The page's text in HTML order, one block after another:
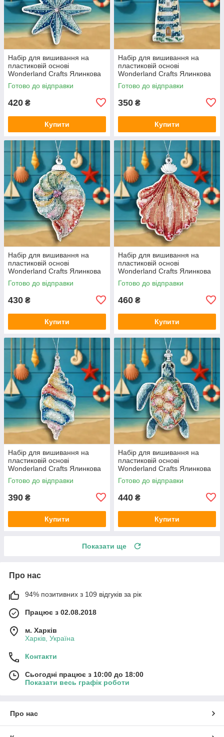
Набір для вишивання на
пластиковій основі
Wonderland Crafts Ялинкова
іграшка — Морська зірка
FLX-145
Готово до відправки
420 ₴
Купити
Набір для вишивання на
пластиковій основі
Wonderland Crafts Ялинкова
іграшка — Береговий маяк
FLX-146
Готово до відправки
350 ₴
Купити
Набір для вишивання на
пластиковій основі
Wonderland Crafts Ялинкова
іграшка — Морська спіраль
FLX-147
Готово до відправки
430 ₴
Купити
Набір для вишивання на
пластиковій основі
Wonderland Crafts Ялинкова
іграшка — Коралова мушля
FLX-148
Готово до відправки
460 ₴
Купити
Набір для вишивання на
пластиковій основі
Wonderland Crafts Ялинкова
іграшка — Океанська мушля
FLX-149
Готово до відправки
390 ₴
Купити
Набір для вишивання на
пластиковій основі
Wonderland Crafts Ялинкова
іграшка — Чудо океану FLX-
150
Готово до відправки
440 ₴
Купити
Показати ще
Про нас
94% позитивних з 109 відгуків за рік
Працює з 02.08.2018
м. Харків
Харків, Україна
Контакти
Сьогодні працює з 10:00 до 18:00
Показати весь графік роботи
Про нас